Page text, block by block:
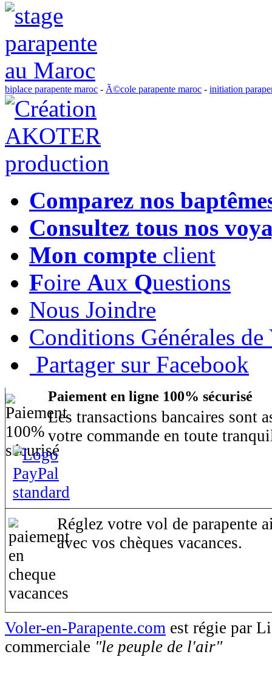
biplace parapente maroc - Ã©cole parapente maroc - initiation
Comparez nos
Consultez tous nos
Mon compte client
Foire Aux Questions
Nous Joindre
Conditions Générales de
Partager sur Facebook
Paiement en ligne 100% sécurisé
Les transactions bancaires sont
votre commande en toute
Réglez votre vol de parapente
avec vos chèques vacances.
Voler-en-Parapente.com est régie par
commerciale "le peuple de l'air"